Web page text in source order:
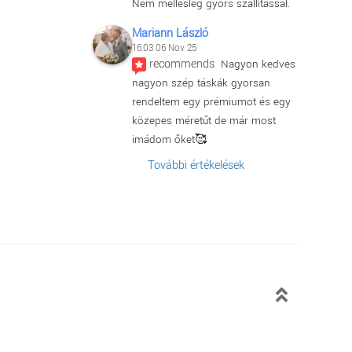
Nem mellesleg gyors szállítással.
Mariann László
16:03 06 Nov 25
recommends Nagyon kedves
nagyon szép táskák gyorsan
rendeltem egy prémiumot és egy
közepes méretűt de már most
imádom őket🥰
További értékelések